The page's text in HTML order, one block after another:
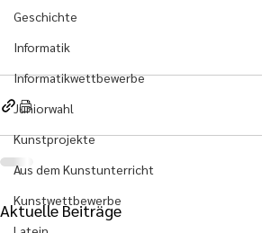
Geschichte
Informatik
Informatikwettbewerbe
Juniorwahl
Kunstprojekte
Aus dem Kunstunterricht
Kunstwettbewerbe
Aktuelle Beiträge